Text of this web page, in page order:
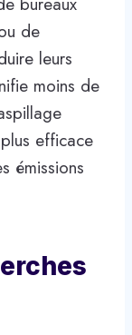
de
leurs
moins de
efficace
émissions